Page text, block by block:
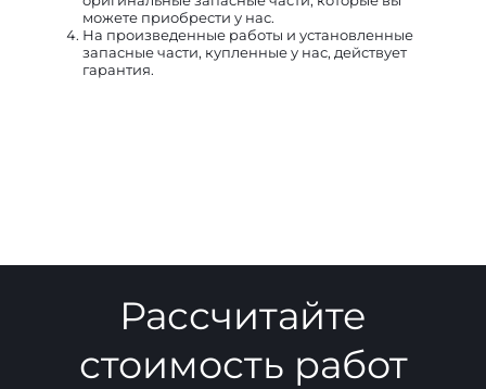
можете приобрести у нас.
На произведенные работы и установленные
запасные части, купленные у нас, действует
гарантия.
Рассчитайте
стоимость работ